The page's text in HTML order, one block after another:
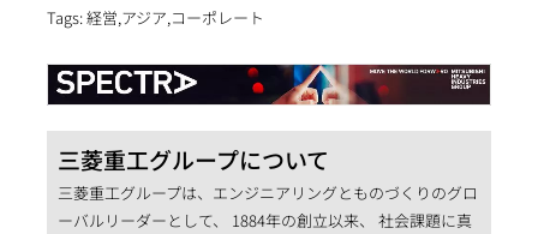
Tags: 経営,アジア,コーポレート
三菱重工グループについて
三菱重工グループは、エンジニアリングとものづくりのグロ
ーバルリーダーとして、 1884年の創立以来、 社会課題に真